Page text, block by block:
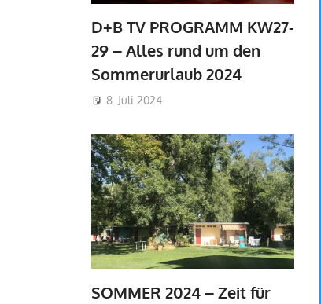
D+B TV PROGRAMM KW27-
29 – Alles rund um den
Sommerurlaub 2024
8. Juli 2024
SOMMER 2024 – Zeit für